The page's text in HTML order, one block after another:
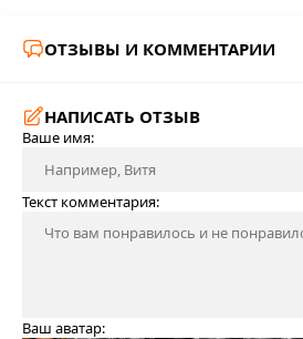
ОТЗЫВЫ И КОММЕНТАРИИ
НАПИСАТЬ ОТЗЫВ
Ваше имя:
Текст комментария:
Ваш аватар: